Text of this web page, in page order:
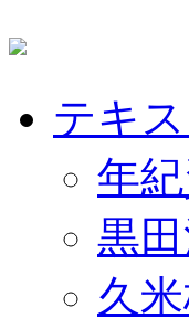
テキス
年
黒
久